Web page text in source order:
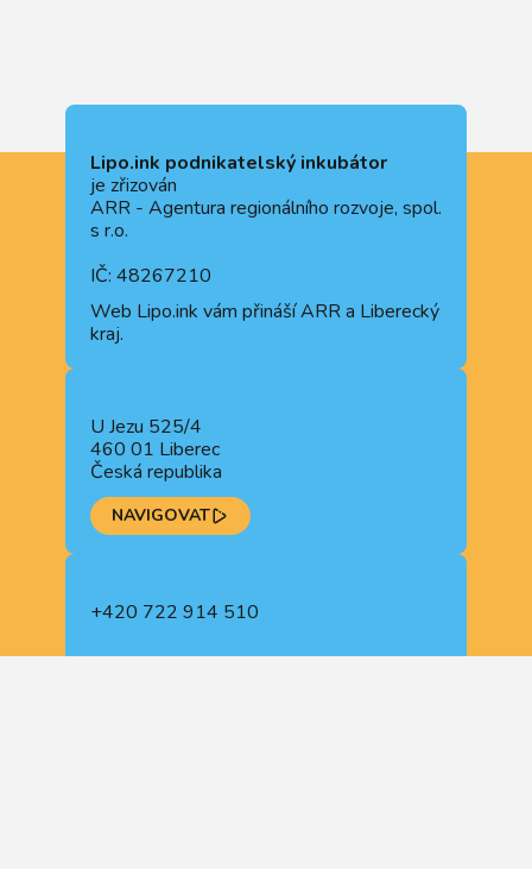
Lipo.ink podnikatelský inkubátor
je zřizován
ARR - Agentura regionálního rozvoje, spol.
s r.o.
IČ: 48267210
Web Lipo.ink vám přináší ARR a Liberecký
kraj.
U Jezu 525/4
460 01 Liberec
Česká republika
NAVIGOVAT
+420 722 914 510